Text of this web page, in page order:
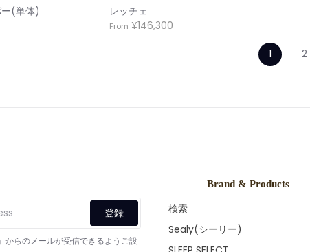
ー(単体) レッチェ
From ¥146,300
1 2
登録
らのメールが受信できるようご設
Brand & Products
検索
Sealy(シーリー)